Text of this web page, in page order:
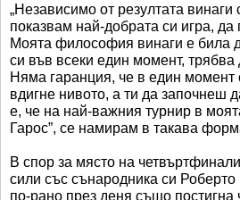
„Независимо от резултата
показвам най-добрата си игра,
Моята философия винаги е била
си във всеки един момент, трябва
Няма гаранция, че в един момент
вдигне нивото, а ти да започнеш
е, че на най-важния турнир в
Гарос”, се намирам в такава
В спор за място на
сили със сънародника си Роберто
по-рано през деня също постигна